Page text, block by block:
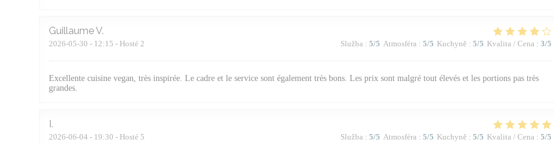
GuillaumeV
2026-05-30 - 12:15 - Hosté 2 Služba : 5/5 Atmosféra : 5/5 Kuchyně : 5/5 Kvalita / Cena : 3/5
Excellente cuisine vegan, très inspirée. Le cadre et le service sont également très bons. Les prix sont malgré tout élevés et les portions pas très
grandes.
I
2026-06-04 - 19:30 - Hosté 5 Služba : 5/5 Atmosféra : 5/5 Kuchyně : 5/5 Kvalita / Cena : 5/5